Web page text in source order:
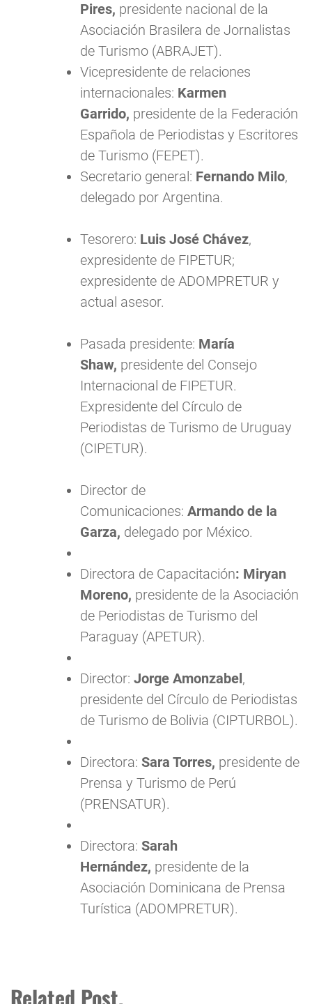
Pires, presidente nacional de la
Asociación Brasilera de Jornalistas
de Turismo (ABRAJET).
Vicepresidente de relaciones
internacionales: Karmen
Garrido, presidente de la Federación
Española de Periodistas y Escritores
de Turismo (FEPET).
Secretario general: Fernando Milo,
delegado por Argentina.
Tesorero: Luis José Chávez,
expresidente de FIPETUR;
expresidente de ADOMPRETUR y
actual asesor.
Pasada presidente: María
Shaw, presidente del Consejo
Internacional de FIPETUR.
Expresidente del Círculo de
Periodistas de Turismo de Uruguay
(CIPETUR).
Director de
Comunicaciones: Armando de la
Garza, delegado por México.
Directora de Capacitación: Miryan
Moreno, presidente de la Asociación
de Periodistas de Turismo del
Paraguay (APETUR).
Director: Jorge Amonzabel,
presidente del Círculo de Periodistas
de Turismo de Bolivia (CIPTURBOL).
Directora: Sara Torres, presidente de
Prensa y Turismo de Perú
(PRENSATUR).
Directora: Sarah
Hernández, presidente de la
Asociación Dominicana de Prensa
Turística (ADOMPRETUR).
Related Post.